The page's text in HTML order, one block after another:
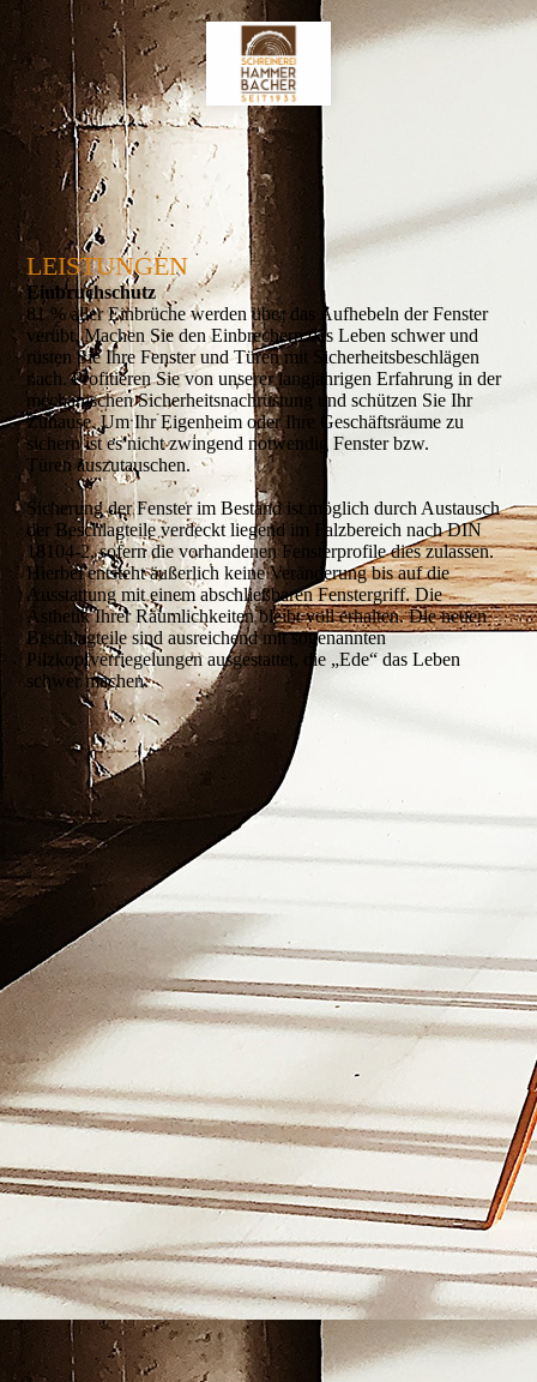
LEISTUNGEN
Einbruch­schutz
81 % aller Einbrüche werden über das Aufhebeln der Fenster
verübt. Machen Sie den Einbrechern das Leben schwer und
rüsten Sie Ihre Fenster und Türen mit Sicherheitsbeschlägen
nach. Profitieren Sie von unserer langjährigen Erfahrung in der
mechanischen Sicherheitsnachrüstung und schützen Sie Ihr
Zuhause. Um Ihr Eigenheim oder Ihre Geschäftsräume zu
sichern ist es nicht zwingend notwendig Fenster bzw.
Türen auszutauschen.
Sicherung der Fenster im Bestand ist möglich durch Austausch
der Beschlagteile verdeckt liegend im Falzbereich nach DIN
18104-2, sofern die vorhandenen Fensterprofile dies zulassen.
Hierbei entsteht äußerlich keine Veränderung bis auf die
Ausstattung mit einem abschließbaren Fenstergriff. Die
Ästhetik Ihrer Räumlichkeiten bleibt voll erhalten. Die neuen
Beschlagteile sind ausreichend mit sogenannten
Pilzkopfverriegelungen ausgestattet, die „Ede“ das Leben
schwer machen.